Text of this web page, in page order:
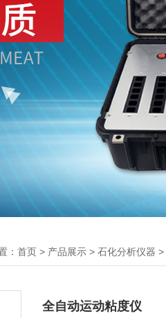
： 首页 > 产品展示 > 石化分析仪器 >
全自动运动粘度仪